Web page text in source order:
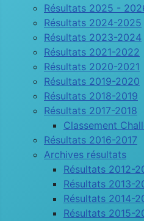
Résultats 2025 -
Résultats 2024-2025
Résultats 2023-2024
Résultats 2021-2022
Résultats 2020-2021
Résultats 2019-2020
Résultats 2018-2019
Résultats 2017-2018
Classement
Résultats 2016-2017
Archives résultats
Résultats 2012-
Résultats 2013-
Résultats 2014-
Résultats 2015-